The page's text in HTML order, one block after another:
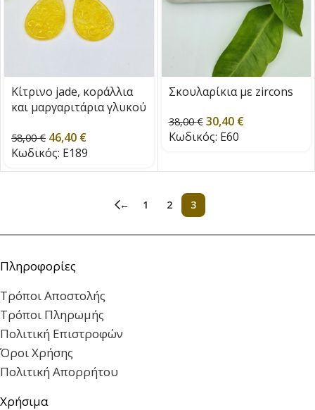
Κίτρινο jade, κοράλλια
και μαργαριτάρια γλυκού
58,00€ 46,40 €
Κωδικός: E189
Σκουλαρίκια με zircons
38,00€ 30,40 €
Κωδικός: E60
← 1 2 3
Πληροφορίες
Τρόποι Αποστολής
Τρόποι Πληρωμής
Πολιτική Επιστροφών
Όροι Χρήσης
Πολιτική Απορρήτου
Χρήσιμα